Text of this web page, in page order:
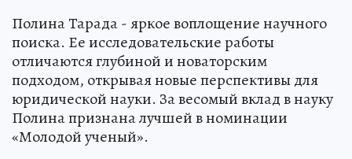
Полина Тарада - яркое воплощение научного
поиска. Ее исследовательские работы
отличаются глубиной и новаторским
подходом, открывая новые перспективы для
юридической науки. За весомый вклад в науку
Полина признана лучшей в номинации
«Молодой ученый».